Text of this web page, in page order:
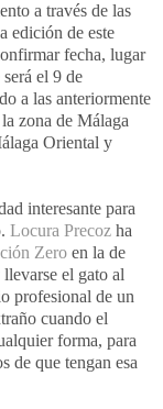
a través de las
edición de este
fecha, lugar
el 9 de
a las anteriormente
zona de Málaga
Oriental y
interesante para
Locura Precoz ha
Zero en la de
el gato al
profesional de un
cuando el
forma, para
de que tengan esa